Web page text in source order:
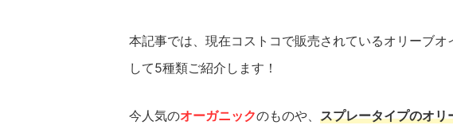
本記事では、現在コストコで販売されているオリーブ
して5種類ご紹介します！
今人気のオーガニックのものや、 スプレータイプのオリ